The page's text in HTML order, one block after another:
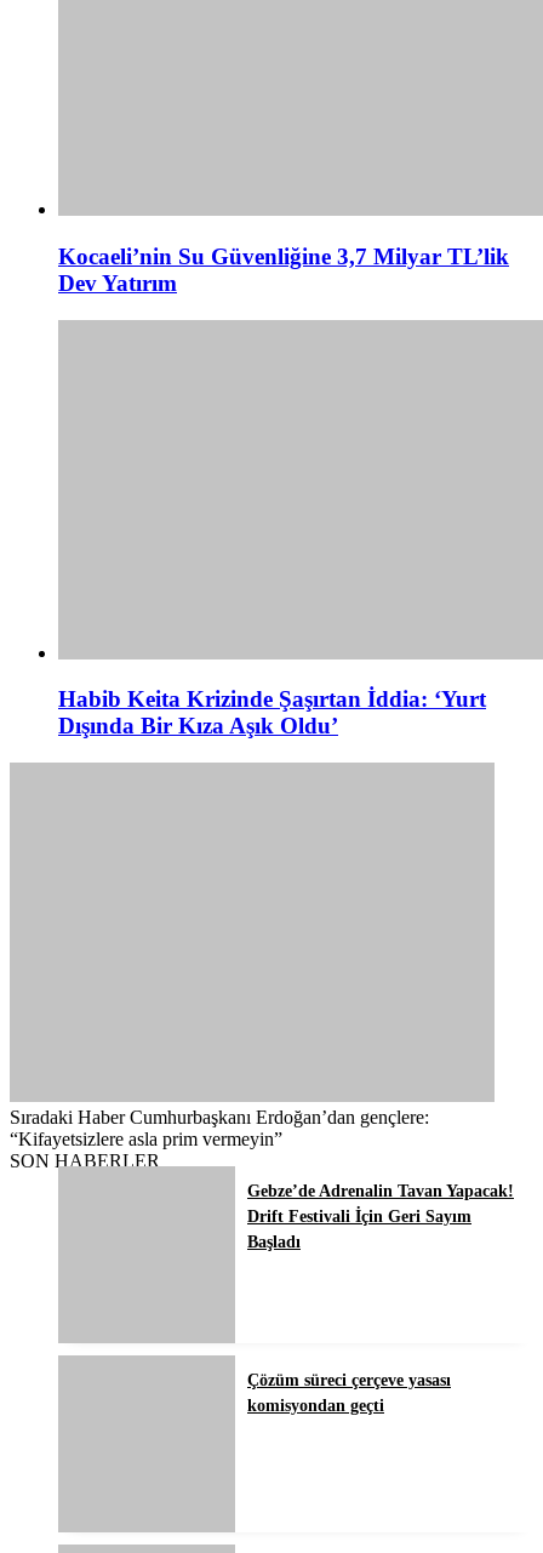
Kocaeli’nin Su Güvenliğine 3,7 Milyar TL’lik
Dev Yatırım
Habib Keita Krizinde Şaşırtan İddia: ‘Yurt
Dışında Bir Kıza Aşık Oldu’
Sıradaki Haber Cumhurbaşkanı Erdoğan’dan gençlere:
“Kifayetsizlere asla prim vermeyin”
SON HABERLER
Gebze’de Adrenalin Tavan Yapacak!
Drift Festivali İçin Geri Sayım
Başladı
Çözüm süreci çerçeve yasası
komisyondan geçti